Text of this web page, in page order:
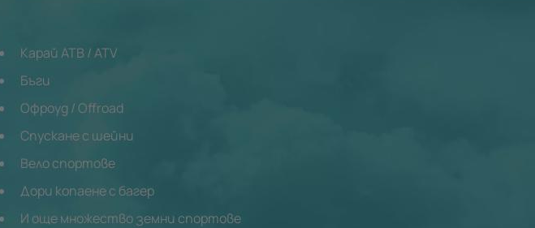
Карай АТВ / ATV
Бъги
Офроуд / Offroad
Спускане с шейни
Вело спортове
Дори копаене с багер
И още множество земни спортове